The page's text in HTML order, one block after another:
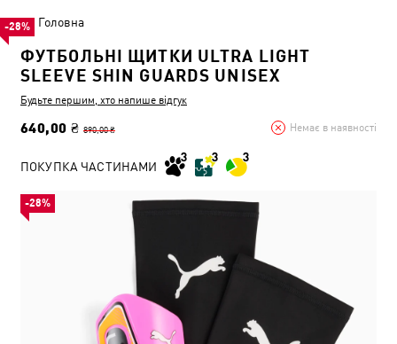
Головна
ФУТБОЛЬНІ ЩИТКИ ULTRA LIGHT
SLEEVE SHIN GUARDS UNISEX
Будьте першим, хто напише відгук
640,00 ₴ 890,00 ₴ Немає в наявності
-28%
ПОКУПКА ЧАСТИНАМИ
-28%